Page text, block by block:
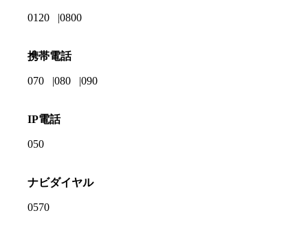
0120 0800
携帯電話
070 080 090
IP電話
050
ナビダイヤル
0570